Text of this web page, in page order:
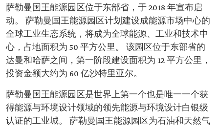
萨勒曼国王能源园区位于东部省，于 2018 年宣布启
动。 萨勒曼国王能源园区计划建设成能源市场中心的
全球工业生态系统，将成为全球能源、工业和技术中
心，占地面积为 50 平方公里。 该园区位于东部省的
达曼和哈萨之间，第一阶段建设面积为 12 平方公里，
投资金额大约为 60 亿沙特里亚尔。
萨勒曼国王能源园区是世界上第一个也是唯一一个获
得能源与环境设计领域的领先能源与环境设计白银级
认证的工业城。 萨勒曼国王能源园区为石油和天然气